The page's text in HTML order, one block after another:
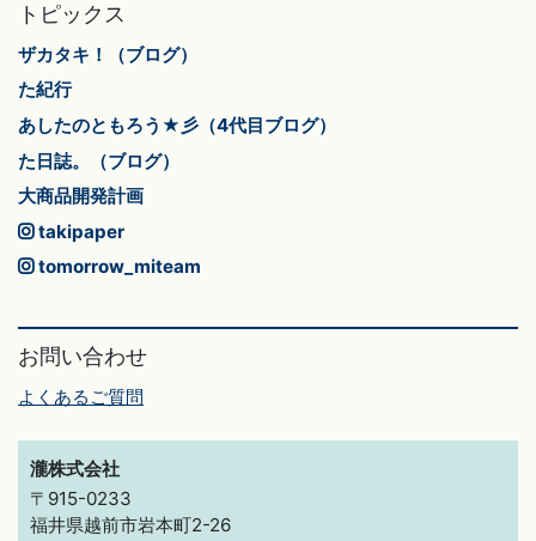
トピックス
ザカタキ！（ブログ）
た紀行
あしたのともろう★彡（4代目ブログ）
た日誌。（ブログ）
大商品開発計画
takipaper
tomorrow_miteam
お問い合わせ
よくあるご質問
瀧株式会社
〒915-0233
福井県越前市岩本町2-26